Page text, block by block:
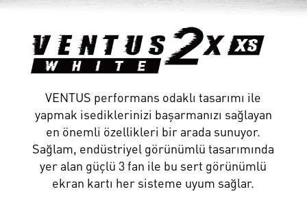
VENTUS performans odaklı tasarımı ile
yapmak isediklerinizi başarmanızı sağlayan
en önemli özellikleri bir arada sunuyor.
Sağlam, endüstriyel görünümlü tasarımında
yer alan güçlü 3 fan ile bu sert görünümlü
ekran kartı her sisteme uyum sağlar.